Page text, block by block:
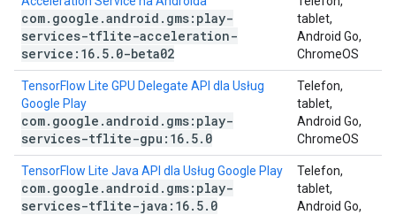
com. google .android . gms:play-
services-tflite-acceleration-
service:16. 5. 0-beta02
tablet,
Android Go,
ChromeOS
TensorFlow Lite GPU Delegate API dla Usług
Google Play
com. google .android . gms:play-
services-tflite-gpu:16. 5. 0
Telefon,
tablet,
Android Go,
ChromeOS
TensorFlow Lite Java API dla Usług Google Play
com. google .android . gms:play-
services-tflite-java:16. 5. 0
Telefon,
tablet,
Android Go,